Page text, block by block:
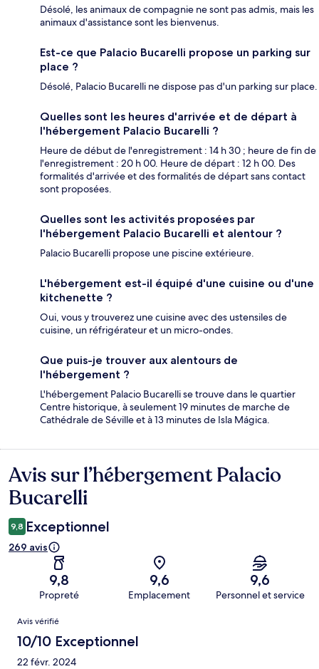
Désolé, les animaux de compagnie ne sont pas admis, mais les
animaux d'assistance sont les bienvenus.
Est-ce que Palacio Bucarelli propose un parking sur
place ?
Désolé, Palacio Bucarelli ne dispose pas d'un parking sur place.
Quelles sont les heures d'arrivée et de départ à
l'hébergement Palacio Bucarelli ?
Heure de début de l'enregistrement : 14 h 30 ; heure de fin de
l'enregistrement : 20 h 00. Heure de départ : 12 h 00. Des
formalités d'arrivée et des formalités de départ sans contact
sont proposées.
Quelles sont les activités proposées par
l'hébergement Palacio Bucarelli et alentour ?
Palacio Bucarelli propose une piscine extérieure.
L'hébergement est-il équipé d'une cuisine ou d'une
kitchenette ?
Oui, vous y trouverez une cuisine avec des ustensiles de
cuisine, un réfrigérateur et un micro-ondes.
Que puis-je trouver aux alentours de
l'hébergement ?
L'hébergement Palacio Bucarelli se trouve dans le quartier
Centre historique, à seulement 19 minutes de marche de
Cathédrale de Séville et à 13 minutes de Isla Mágica.
Avis
Avis sur l’hébergement Palacio
Bucarelli
9,8 Exceptionnel
269 avis
9,8
Propreté
9,6
Emplacement
9,6
Personnel et service
Avis
Avis vérifié
10/10 Exceptionnel
22 févr. 2024